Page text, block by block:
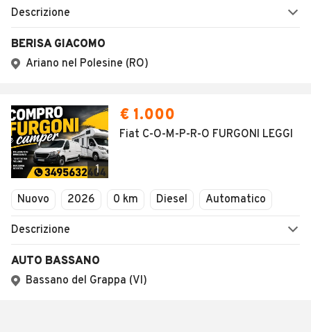
Descrizione
BERISA GIACOMO
Ariano nel Polesine (RO)
1
€ 1.000
Fiat C-O-M-P-R-O FURGONI LEGGI
Nuovo 2026 0 km Diesel Automatico
Descrizione
AUTO BASSANO
Bassano del Grappa (VI)